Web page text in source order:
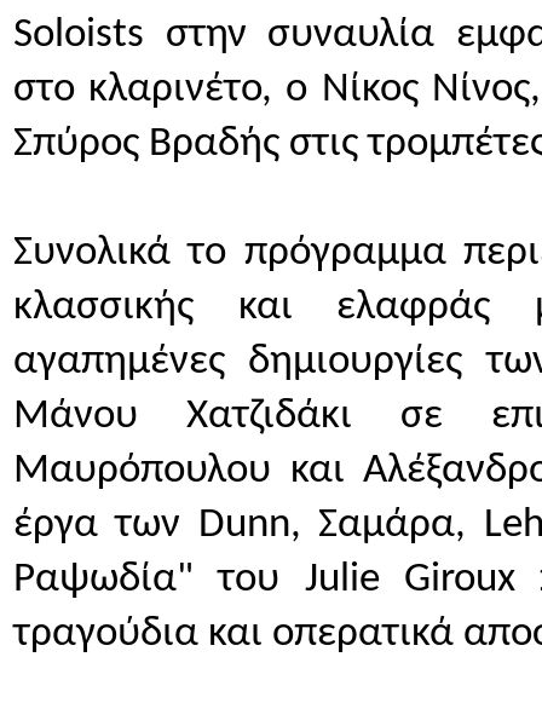
Soloists στην συναυλία
στο κλαρινέτο, ο Νίκος
Σπύρος Βραδής στις
Συνολικά το πρόγραμμα
κλασσικής και ελαφράς
αγαπημένες δημιουργίες
Μάνου Χατζιδάκι σε
Μαυρόπουλου και
έργα των Dunn, Σαμάρα,
Ραψωδία" του Julie Giroux
τραγούδια και οπερατικά